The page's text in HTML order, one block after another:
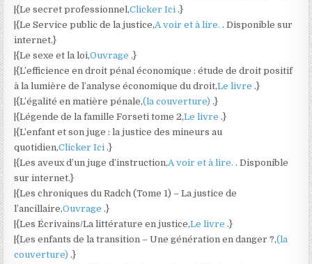
|{Le secret professionnel,Clicker Ici.}
|{Le Service public de la justice,A voir et à lire.. Disponible sur
internet.}
|{Le sexe et la loi,Ouvrage.}
|{L’efficience en droit pénal économique : étude de droit positif
à la lumière de l’analyse économique du droit,Le livre.}
|{L’égalité en matière pénale,(la couverture).}
|{Légende de la famille Forseti tome 2,Le livre.}
|{L’enfant et son juge : la justice des mineurs au
quotidien,Clicker Ici.}
|{Les aveux d’un juge d’instruction,A voir et à lire.. Disponible
sur internet.}
|{Les chroniques du Radch (Tome 1) – La justice de
l’ancillaire,Ouvrage.}
|{Les Écrivains/La littérature en justice,Le livre.}
|{Les enfants de la transition – Une génération en danger ?,(la
couverture).}